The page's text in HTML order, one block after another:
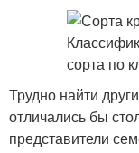
Трудно найти
отличались бы
представители